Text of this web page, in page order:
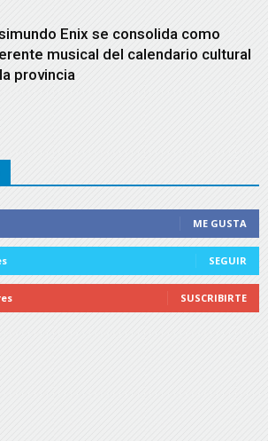
Enix se consolida como
musical del calendario cultural
provincia
ME GUSTA
SEGUIR
SUSCRIBIRTE